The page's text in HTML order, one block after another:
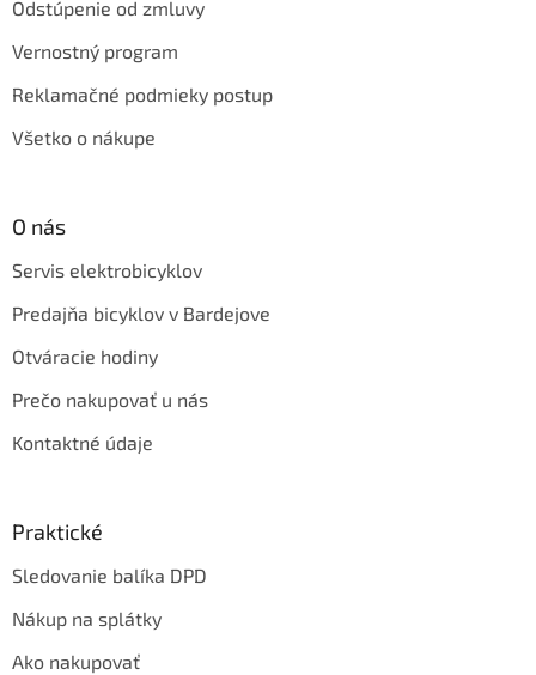
u
Odstúpenie od zmluvy
Vernostný program
Reklamačné podmieky postup
Všetko o nákupe
O nás
Servis elektrobicyklov
Predajňa bicyklov v Bardejove
Otváracie hodiny
Prečo nakupovať u nás
Kontaktné údaje
Praktické
Sledovanie balíka DPD
Nákup na splátky
Ako nakupovať